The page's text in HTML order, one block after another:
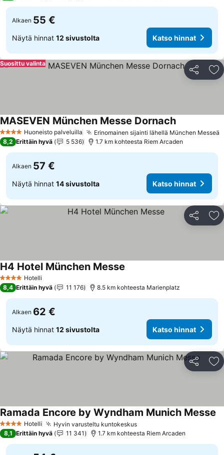
Alkaen 55 €
Näytä hinnat 12 sivustolta Katso hinnat
Jaa
Suosittu valinta
4 TähtiluokitusHuoneisto palveluilla Erinomainen sijainti lähellä München Messeä
MASEVEN München Messe DornachKatso hinnat
8,2 Erittäin hyvä 5 536 1.7 km kohteesta Riem Arcaden
Alkaen 57 €
Näytä hinnat 14 sivustolta Katso hinnat
Jaa
4 Tähtiluokitus
Hotelli
H4 Hotel München Messe
8,4 Erittäin hyvä 11 176 8.5 km kohteesta Marienplatz
Alkaen 62 €
Näytä hinnat 12 sivustolta Katso hinnat
Jaa
4 Tähtiluokitus
Hotelli Hyvin varusteltu kuntokeskusKatso hinnat
Ramada Encore by Wyndham Munich Messe
8,1 Erittäin hyvä 11 341 1.7 km kohteesta Riem Arcaden